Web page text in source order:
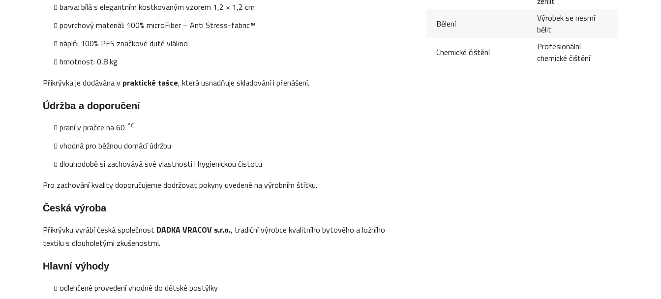
barva: bílá s elegantním kostkovaným vzorem 1,2 × 1,2 cm
povrchový materiál: 100% microFiber – Anti Stress-fabric™
náplň: 100% PES značkové duté vlákno
hmotnost: 0,8 kg
Přikrývka je dodávána v praktické tašce, která usnadňuje skladování i přenášení.
Údržba a doporučení
praní v pračce na 60 °C
vhodná pro běžnou domácí údržbu
dlouhodobě si zachovává své vlastnosti i hygienickou čistotu
Pro zachování kvality doporučujeme dodržovat pokyny uvedené na výrobním štítku.
Česká výroba
Přikrývku vyrábí česká společnost DADKA VRACOV s.r.o., tradiční výrobce kvalitního bytového a ložního
textilu s dlouholetými zkušenostmi.
Hlavní výhody
odlehčené provedení vhodné do dětské postýlky
Bělení
Výrobek se nesmí
bělit
Chemické čištění
Profesionální
chemické čištění